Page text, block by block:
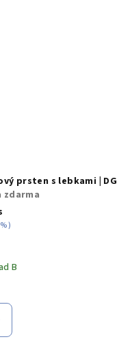
prsten s lebkami | DG
zdarma
B